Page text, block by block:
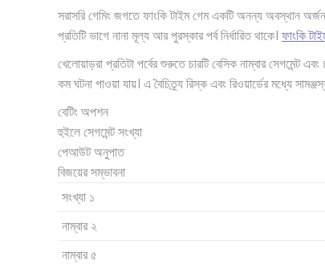
সরাসরি গেমিং জগতে ফাংকি টাইম গেম একটি অনন্য অবস্থান
প্রতিটি ভাগে নানা মূল্য আর পুরস্কার পর্ব নির্ধারিত থাকে। ফাংকি
খেলোয়াড়রা প্রতিটা পর্বের শুরুতে চারটি বেসিক নাম্বার সেগমেন্ট
কম ঘটনা পাওয়া যায়। এ বৈচিত্র্য রিস্ক এবং রিওয়ার্ডের মধ্যে
বেটিং অপশন
হুইলে সেগমেন্ট সংখ্যা
পেআউট অনুপাত
বিজয়ের সম্ভাবনা
সংখ্যা ১
নাম্বার ২
নাম্বার ৫